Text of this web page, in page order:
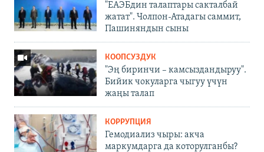
"ЕАЭБдин талаптары сакталбай
жатат". Чолпон-Атадагы саммит,
Пашиняндын сыны
КООПСУЗДУК
"Эң биринчи – камсыздандыруу".
Бийик чокуларга чыгуу үчүн
жаңы талап
КОРРУПЦИЯ
Гемодиализ чыры: акча
маркумдарга да которулганбы?